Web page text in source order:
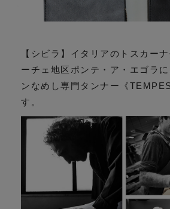
【シビラ】イタリアのトスカー
ーチェ地区ポンテ・ア・エゴラ
ンなめし専門タンナー《
す。